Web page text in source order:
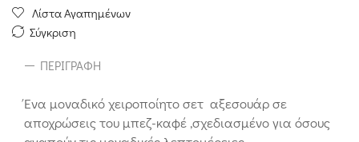
Λίστα Αγαπημένων
Σύγκριση
ΠΕΡΙΓΡΑΦΉ
Ένα μοναδικό χειροποίητο σετ αξεσουάρ σε
αποχρώσεις του μπεζ-καφέ ,σχεδιασμένο για όσους